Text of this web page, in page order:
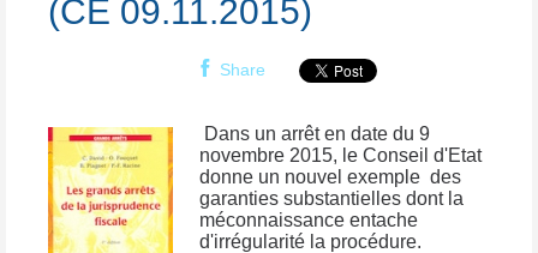
(CE 09.11.2015)
Share
Dans un arrêt en date du 9
novembre 2015, le Conseil d'Etat
donne un nouvel exemple des
garanties substantielles dont la
méconnaissance entache
d'irrégularité la procédure.